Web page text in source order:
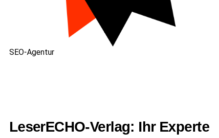
SEO-Agen­tur
Lese­r­ECHO-Ver­lag: Ihr Exper­te